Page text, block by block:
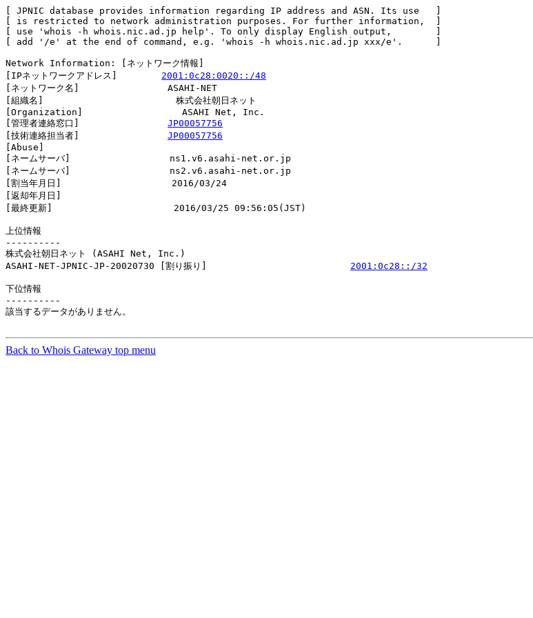
[ JPNIC database provides information regarding IP address and ASN. Its use   ]
[ is restricted to network administration purposes. For further information,  ]
[ use 'whois -h whois.nic.ad.jp help'. To only display English output,        ]
[ add '/e' at the end of command, e.g. 'whois -h whois.nic.ad.jp xxx/e'.      ]
Network Information: [ネットワーク情報]
[IPネットワークアドレス] 2001:0c28:0020::/48
[ネットワーク名]                ASAHI-NET
[組織名]                        株式会社朝日ネット
[Organization]                  ASAHI Net, Inc.
[管理者連絡窓口] JP00057756
[技術連絡担当者] JP00057756
[Abuse]
[ネームサーバ]                  ns1.v6.asahi-net.or.jp
[ネームサーバ]                  ns2.v6.asahi-net.or.jp
[割当年月日]                    2016/03/24
[返却年月日]
[最終更新]                      2016/03/25 09:56:05(JST)
上位情報
----------
株式会社朝日ネット (ASAHI Net, Inc.)
ASAHI-NET-JPNIC-JP-20020730 [割り振り] 2001:0c28::/32
下位情報
----------
該当するデータがありません。
Back to Whois Gateway top menu